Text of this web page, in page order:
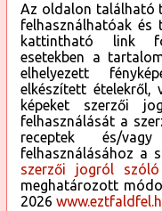
Az oldalon található
felhasználhatóak és
kattintható link
esetekben a
elhelyezett
elkészített ételekről,
képeket szerzői
felhasználását a
receptek és/
felhasználásához a
szerzői jogról
meghatározott
2026